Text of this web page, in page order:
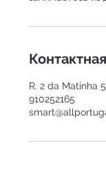
R. 2 da Matinha
910252165